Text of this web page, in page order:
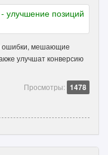
ошибки, мешающие
улучшат конверсию
Просмотры: 1478